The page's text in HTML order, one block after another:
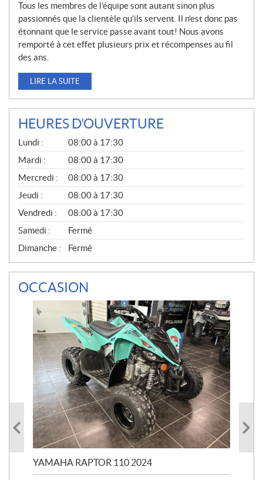
Tous les membres de l’équipe sont autant sinon plus
passionnés que la clientèle qu’ils servent. Il n’est donc pas
étonnant que le service passe avant tout! Nous avons
remporté à cet effet plusieurs prix et récompenses au fil
des ans.
LIRE LA SUITE
HEURES D'OUVERTURE
G
É
N
É
R
A
L
Lundi :
08:00 à 17:30
Mardi :
08:00 à 17:30
Mercredi :
08:00 à 17:30
Jeudi :
08:00 à 17:30
Vendredi :
08:00 à 17:30
Samedi :
Fermé
Dimanche :
Fermé
OCCASION
YAMAHA RAPTOR 110 2024